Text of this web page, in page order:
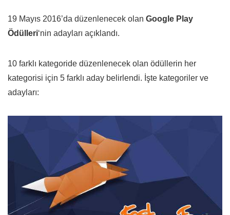
19 Mayıs 2016’da düzenlenecek olan Google Play
Ödülleri‘nin adayları açıklandı.
10 farklı kategoride düzenlenecek olan ödüllerin her
kategorisi için 5 farklı aday belirlendi. İşte kategoriler ve
adayları: